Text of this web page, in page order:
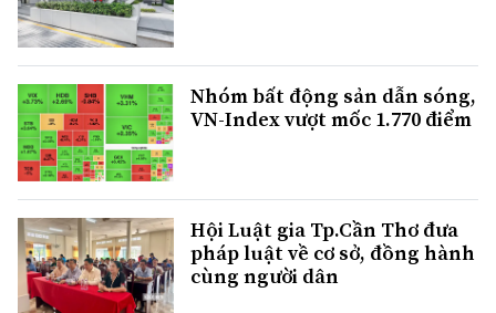
Nhóm bất động sản dẫn sóng,
VN-Index vượt mốc 1.770 điểm
Hội Luật gia Tp.Cần Thơ đưa
pháp luật về cơ sở, đồng hành
cùng người dân